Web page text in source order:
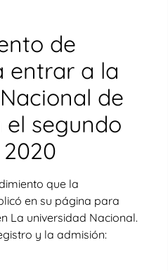
de
entrar a la
de
segundo
que la
en su página para
La universidad Nacional.
y la admisión: